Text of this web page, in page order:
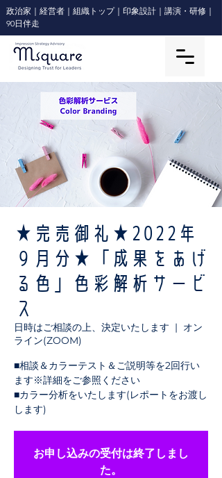
政治家｜経営者｜組織トップ｜印象設計｜講演・研修｜
90日伴走
★完売御礼★2022年
９月分★「成果をあげ
る色」色彩解析サービ
ス
日時はご相談の上、決定いたします
  |
オン
ライン(ZOOM)
■相談＆カラーテスト＆ご説明等を2回行い
ます※詳細をご参照ください
■カラー分析をいたします(レポートをお渡し
します)
お申し込みの受付は終了しまし
た。